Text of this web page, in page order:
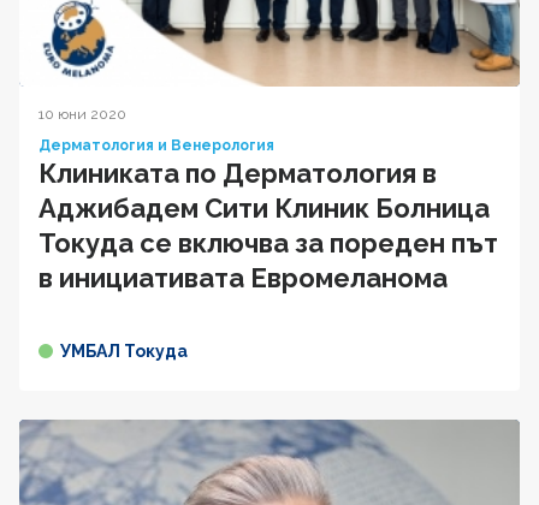
10 юни 2020
Дерматология и Венерология
Клиниката по Дерматология в
Аджибадем Сити Клиник Болница
Токуда се включва за пореден път
в инициативата Евромеланома
УМБАЛ Токуда